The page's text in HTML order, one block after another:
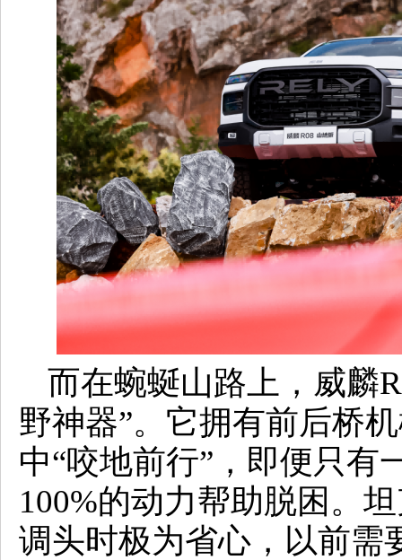
而在蜿蜒山路上，威麟
野神器”。它拥有前后桥
中“咬地前行”，即便只有
100%的动力帮助脱困。
调头时极为省心，以前需